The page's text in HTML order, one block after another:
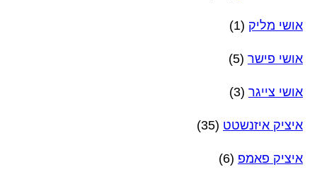
אושי מליק (1)
אושי פישר (5)
אושי צייגר (3)
איציק איזנשטט (35)
איציק פאמפ (6)